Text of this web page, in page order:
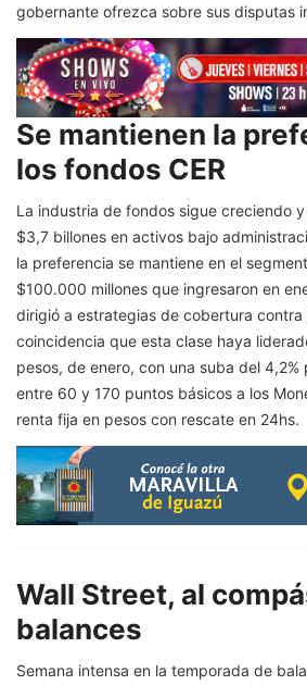
gobernante ofrezca sobre sus disputas
Se mantienen la
los fondos CER
La industria de fondos sigue creciendo
$3,7 billones en activos bajo
la preferencia se mantiene en el
$100.000 millones que ingresaron en
dirigió a estrategias de cobertura contra
coincidencia que esta clase haya
pesos, de enero, con una suba del
entre 60 y 170 puntos básicos a los
renta fija en pesos con rescate en 24hs.
Wall Street, al
balances
Semana intensa en la temporada de